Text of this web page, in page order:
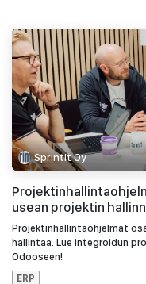
Sprintit Oy
usean projektin
Projektinhallintaohjelmat
hallintaa. Lue integroidun
Odooseen!
ERP